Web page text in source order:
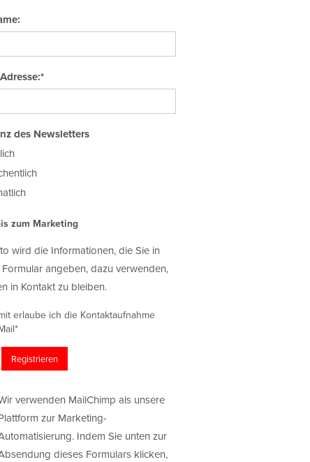
des Newsletters
zum Marketing
wird die Informationen, die Sie in
angeben, dazu verwenden,
in Kontakt zu bleiben.
erlaube ich die Kontaktaufnahme
verwenden MailChimp als unsere
zur Marketing-
Indem Sie unten zur
dieses Formulars klicken,